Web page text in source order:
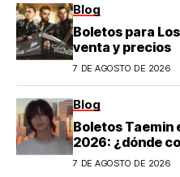
Blog
Boletos para
venta y precios
7 DE AGOSTO DE 2026
Blog
Boletos Taemin
2026: ¿dónde
7 DE AGOSTO DE 2026